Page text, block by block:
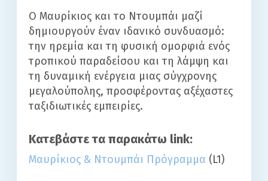
Ο Μαυρίκιος και το Ντουμπάι μαζί
δημιουργούν έναν ιδανικό συνδυασμό:
την ηρεμία και τη φυσική ομορφιά ενός
τροπικού παραδείσου και τη λάμψη και
τη δυναμική ενέργεια μιας σύγχρονης
μεγαλούπολης, προσφέροντας αξέχαστες
ταξιδιωτικές εμπειρίες.
Κατεβάστε τα παρακάτω link:
Μαυρίκιος & Ντουμπάι Πρόγραμμα (L1)